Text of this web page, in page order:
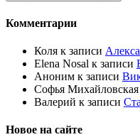
Комментарии
Коля к записи
Elena Nosal к записи
Аноним к записи
Софья Михайловская
Валерий к записи
Новое на сайте